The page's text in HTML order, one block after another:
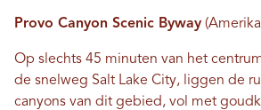
Provo Canyon Scenic Byway
Op slechts 45 minuten van het
de snelweg Salt Lake City, liggen de
canyons van dit gebied, vol met